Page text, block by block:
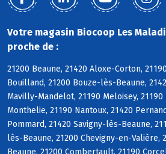
Votre magasin Biocoop Les
proche de :
21200 Beaune, 21420 Aloxe-Corton,
Bouilland, 21200 Bouze-lès-Beaune,
Mavilly-Mandelot, 21190 Meloisey,
Monthelie, 21190 Nantoux, 21420
Pommard, 21420 Savigny-lès-Beaune,
lès-Beaune, 21200 Chevigny-en-Valière,